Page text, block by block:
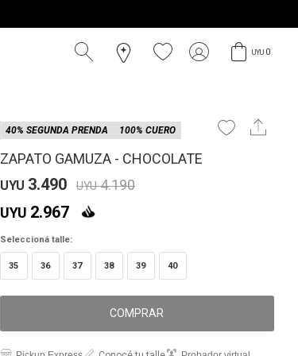
UYU 0
100% CUERO
40% SEGUNDA PRENDA
ZAPATO GAMUZA - CHOCOLATE
UYU 3.490 UYU 4.190
UYU 2.967
Seleccioná talle:
35 36 37 38 39 40
COMPRAR